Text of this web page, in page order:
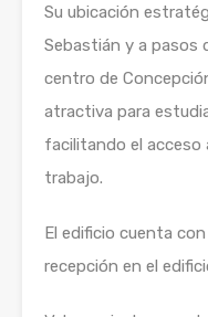
Su ubicación
Sebastián y a pasos
centro de
atractiva para
facilitando el acceso
trabajo.
El edificio cuenta
recepción en el